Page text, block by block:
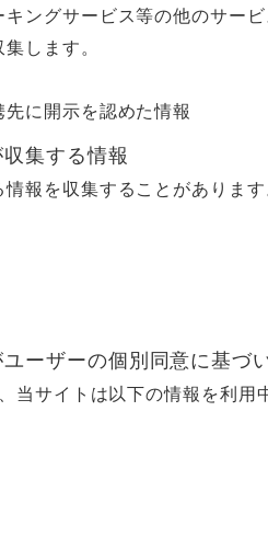
ングサービス等の他のサー
します。
に開示を認めた情報
集する情報
報を収集することがありま
ーザーの個別同意に基づ
サイトは以下の情報を利用